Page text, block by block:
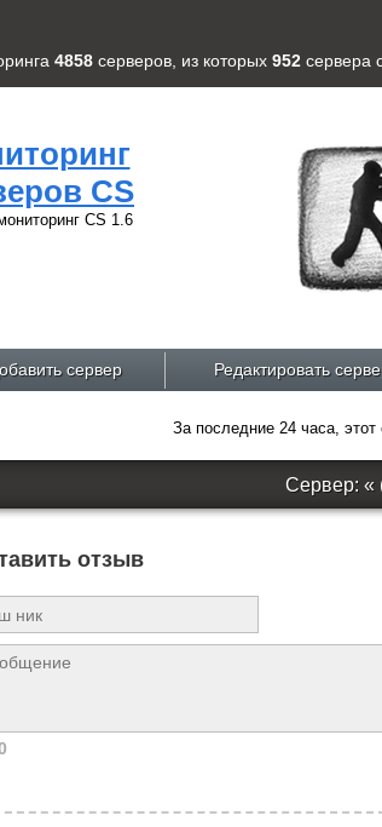
4858 серверов , из которых 952 сервера
CS
CS 1.6
сервер Редактировать
За последние 24 часа, этот
Сервер: «
отзыв